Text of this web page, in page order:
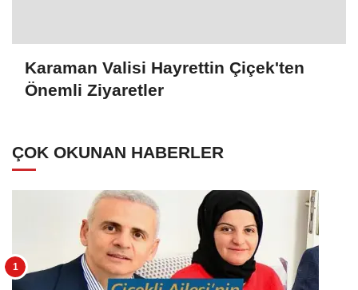
Karaman Valisi Hayrettin Çiçek'ten
Önemli Ziyaretler
ÇOK OKUNAN HABERLER